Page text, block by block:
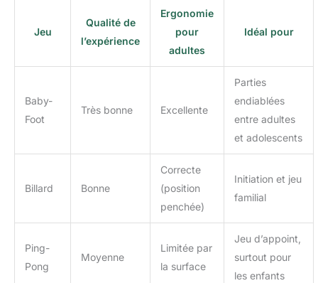
Jeu
Qualité de
l’expérience
Ergonomie
pour
adultes
Idéal pour
Baby-
Foot
Très bonne Excellente
Parties
endiablées
entre adultes
et adolescents
Billard Bonne
Correcte
(position
penchée)
Initiation et jeu
familial
Ping-
Pong
Moyenne
Limitée par
la surface
Jeu d’appoint,
surtout pour
les enfants